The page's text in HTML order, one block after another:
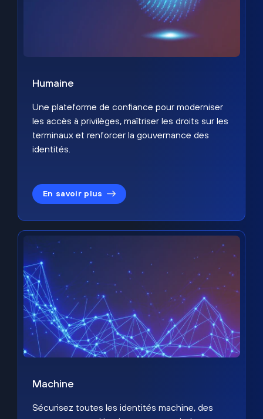
Humaine
Une plateforme de confiance pour moderniser
les accès à privilèges, maîtriser les droits sur les
terminaux et renforcer la gouvernance des
identités.
En savoir plus
Machine
Sécurisez toutes les identités machine, des